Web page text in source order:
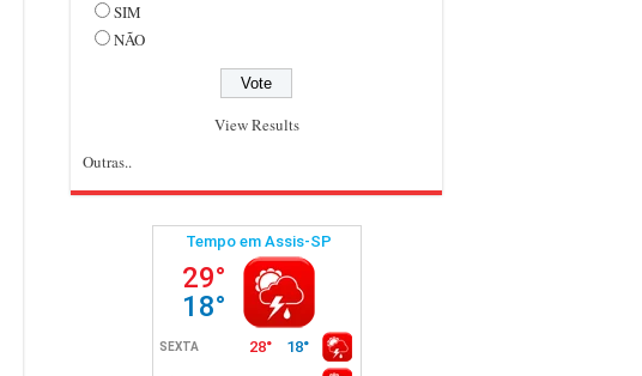
SIM
NÃO
View Results
Outras..